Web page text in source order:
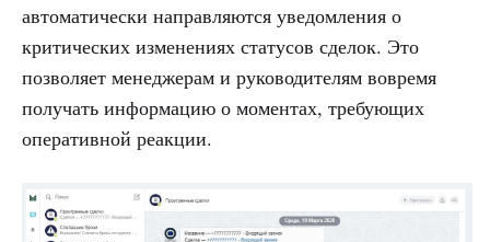
автоматически направляются уведомления о
критических изменениях статусов сделок. Это
позволяет менеджерам и руководителям вовремя
получать информацию о моментах, требующих
оперативной реакции.